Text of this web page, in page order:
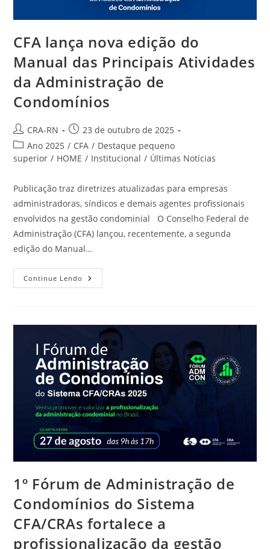
CFA lança nova edição do
Manual das Principais Atividades
da Administração de
Condomínios
Autor
do
post:
CRA-RN
Post
publicado:
23 de outubro de 2025
Categoria
do
Ano 2025 / CFA / Destaque pequeno
superior / HOME / Institucional / Últimas Notícias
Publicação traz diretrizes atualizadas para empresas
administradoras, síndicos e demais agentes profissionais
envolvidos na gestão condominial O Conselho Federal de
Administração (CFA) lançou, recentemente, a segunda
edição do Manual…
Continue Lendo CFA
Lança
Das
Principais
Atividades
Da
Administração
De
Condomínios
1º Fórum de Administração de
Condomínios do Sistema
CFA/CRAs fortalece a
profissionalização da gestão